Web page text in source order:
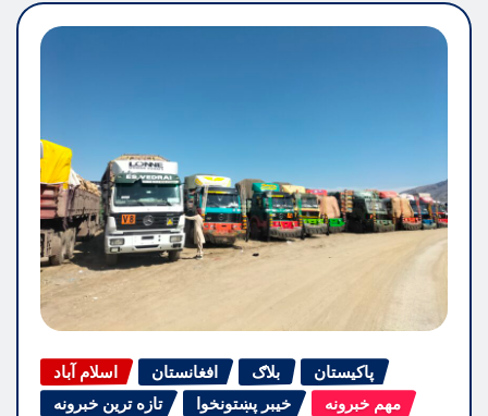
اسلام آباد افغانستان بلاګ
پاکیستان
تازه ترین خبرونه
خیبر پښتونخوا
مهم خبرونه